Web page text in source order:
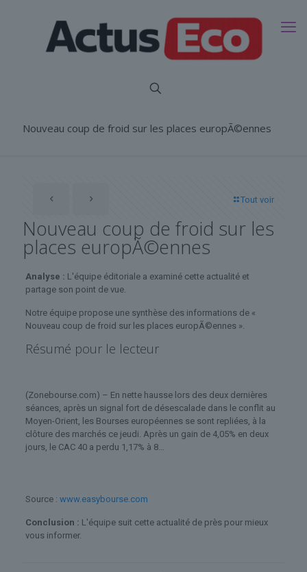
Nouveau coup de froid sur les places europÃ©ennes
Tout voir
Nouveau coup de froid sur les
places europÃ©ennes
Analyse : L'équipe éditoriale a examiné cette actualité et
partage son point de vue.
Notre équipe propose une synthèse des informations de «
Nouveau coup de froid sur les places europÃ©ennes ».
Résumé pour le lecteur
(Zonebourse.com) – En nette hausse lors des deux dernières
séances, après un signal fort de désescalade dans le conflit au
Moyen-Orient, les Bourses européennes se sont repliées, à la
clôture des marchés ce jeudi. Après un gain de 4,05% en deux
jours, le CAC 40 a perdu 1,17% à 8…
Source : www.easybourse.com
Conclusion : L'équipe suit cette actualité de près pour mieux
vous informer.